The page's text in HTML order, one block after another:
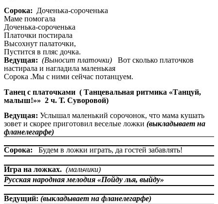
Сорока: Доченька-сороченька
Маме помогала
Доченька-сороченька
Платочки постирала
Высохнут палаточки,
Пустится в пляс дочка.
Ведущая: (Выносит платочки) Вот сколько платочков
настирала и нагладила маленькая
Сорока .Мы с ними сейчас потанцуем.
Танец с платочками ( Танцевальная ритмика «Танцуй,
малыш!»» 2 ч. Т. Суворовой)
Ведущая: Услышал маленький сорочонок, что мама кушать
зовет и скорее приготовил веселые ложки (выкладывает на
фланелегарфе)
Сорока: Будем в ложки играть, да гостей забавлять!
Игра на ложках. (мальчики)
Русская народная мелодия «Пойду лья, выйду»
Ведущий: (выкладывает на фланелегарфе)